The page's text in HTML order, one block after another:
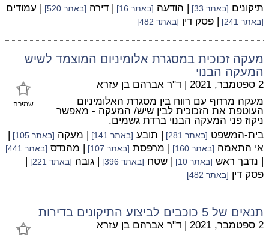
תיקונים [באתר 33] | הודעה [באתר 16] | דירה [באתר 520] | עמודים
[באתר 241] | פסק דין [באתר 482]
מעקה זכוכית במסגרת אלומיניום המוצמד לשיש
המעקה הבנוי
שמירה
2 ספטמבר, 2021 | ד"ר אברהם בן עזרא
מעקה מרחף עם רווח בין מסגרת האלומיניום
העוטפת את הזכוכית לבין שיש/ המעקה - מאפשר
ניקוז פני המעקה הבנוי ברדת גשמים.
בית-המשפט [באתר 281] | תובע [באתר 141] | מעקה [באתר 105]
|
אי התאמה [באתר 160] | מרפסת [באתר 107] | מהנדס [באתר 441]
| נדבך ראש [באתר 10] | שטח [באתר 396] | גובה [באתר 221]
|
פסק דין [באתר 482]
תנאים של 5 כוכבים לביצוע התיקונים בדירות
2 ספטמבר, 2021 | ד"ר אברהם בן עזרא